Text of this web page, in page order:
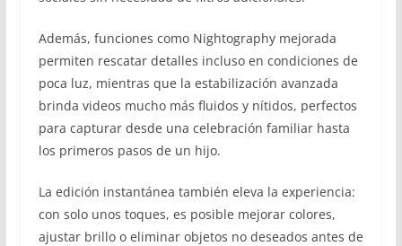
Además, funciones como Nightography mejorada
permiten rescatar detalles incluso en condiciones de
poca luz, mientras que la estabilización avanzada
brinda videos mucho más fluidos y nítidos, perfectos
para capturar desde una celebración familiar hasta
los primeros pasos de un hijo.
La edición instantánea también eleva la experiencia:
con solo unos toques, es posible mejorar colores,
ajustar brillo o eliminar objetos no deseados antes de